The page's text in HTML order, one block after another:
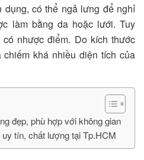
dụng, có thể ngả lưng để nghỉ
làm bằng da hoặc lưới. Tuy
nhược điểm. Do kích thước
khá nhiều diện tích của
đẹp, phù hợp với không gian
tín, chất lượng tại Tp.HCM